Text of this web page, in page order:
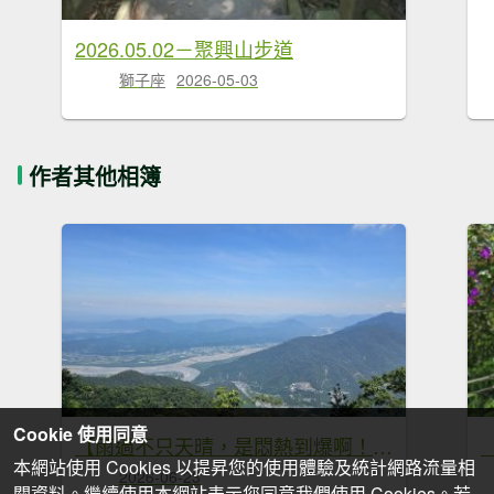
2026.05.02－聚興山步道
獅子座 2026-05-03
作者其他相簿
【雨過不只天晴，是悶熱到爆啊！😵😵‍💫】第22次下尾寮山。
2026-06-23
Cookie 使用同意
本網站使用 Cookies 以提昇您的使用體驗及統計網路流量相